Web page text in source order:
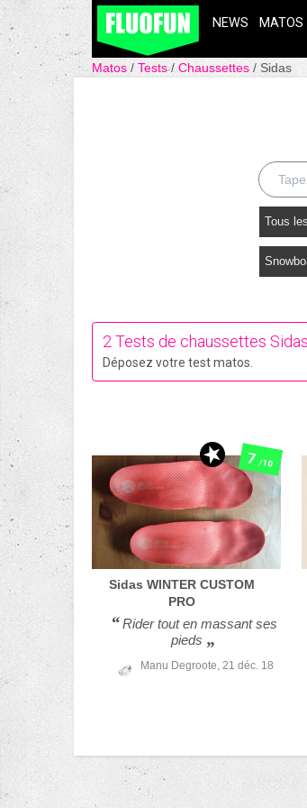
NEWS MATOS
Matos Tests Chaussettes Sidas
Tous
2 Tests de chaussettes Sidas.
Déposez votre test matos.
Sidas WINTER CUSTOM
PRO
Rider tout en massant ses
pieds
Manu Degroote, 21 déc. 18
7/10